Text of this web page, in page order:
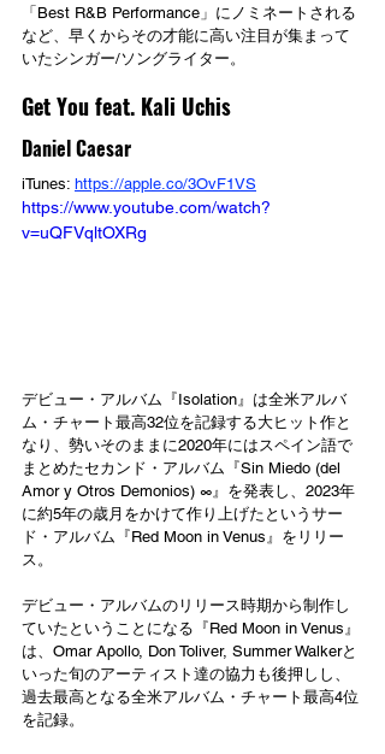
「Best R&B Performance」にノミネートされる
など、早くからその才能に高い注目が集まって
いたシンガー/ソングライター。
Get You feat. Kali Uchis
Daniel Caesar
iTunes: https://apple.co/3OvF1VS
https://www.youtube.com/watch?
v=uQFVqltOXRg
デビュー・アルバム『Isolation』は全米アルバ
ム・チャート最高32位を記録する大ヒット作と
なり、勢いそのままに2020年にはスペイン語で
まとめたセカンド・アルバム『Sin Miedo (del
Amor y Otros Demonios) ∞』を発表し、2023年
に約5年の歳月をかけて作り上げたというサー
ド・アルバム『Red Moon in Venus』をリリー
ス。
デビュー・アルバムのリリース時期から制作し
ていたということになる『Red Moon in Venus』
は、Omar Apollo, Don Toliver, Summer Walkerと
いった旬のアーティスト達の協力も後押しし、
過去最高となる全米アルバム・チャート最高4位
を記録。